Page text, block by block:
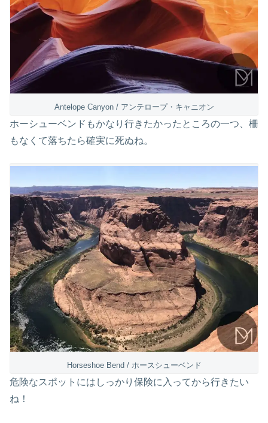
Antelope Canyon / アンテロープ・キャニオン
ホーシューベンドもかなり行きたかったところの一つ、柵
もなくて落ちたら確実に死ぬね。
Horseshoe Bend / ホースシューベンド
危険なスポットにはしっかり保険に入ってから行きたい
ね！